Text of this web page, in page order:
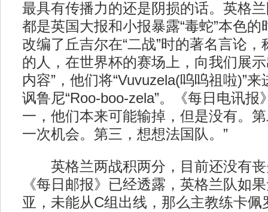
最具有传播力的还是阴损的话。英格
都是英国大报和小报暴露“毒蛇”本色
改编了丘吉尔在“二战”时的著名言论，
的人，在世界杯的赛场上，向我们展
内容”，他们将“Vuvuzela(呜呜祖啦)”
讽鲁尼“Roo-boo-zela”。《每日电讯报
一，他们本来可能输掉，但是没有。
一次机会。第三，想想法国队。”
英格兰两战积两分，目前还没有丧
《每日邮报》已经透露，英格兰队如
亚，未能从C组出线，那么主教练卡佩